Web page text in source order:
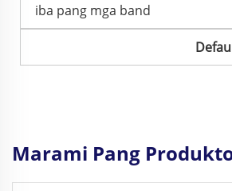
iba pang mga band
Marami Pang